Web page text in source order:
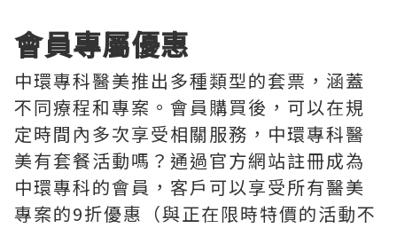
會員專屬優惠
中環專科醫美推出多種類型的套票，涵蓋
不同療程和專案。會員購買後，可以在規
定時間內多次享受相關服務，中環專科醫
美有套餐活動嗎？通過官方網站註冊成為
中環專科的會員，客戶可以享受所有醫美
專案的9折優惠（與正在限時特價的活動不